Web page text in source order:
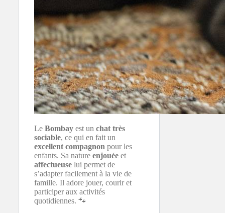
Le Bombay est un chat très
sociable, ce qui en fait un
excellent compagnon pour les
enfants. Sa nature enjouée et
affectueuse lui permet de
s’adapter facilement à la vie de
famille. Il adore jouer, courir et
participer aux activités
quotidiennes. 🐾